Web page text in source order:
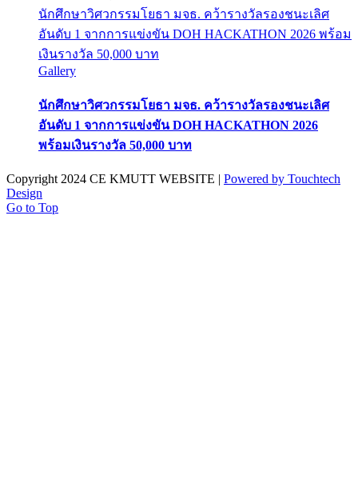
นักศึกษาวิศวกรรมโยธา มจธ. คว้ารางวัลรองชนะเลิศ
อันดับ 1 จากการแข่งขัน DOH HACKATHON 2026 พร้อม
เงินรางวัล 50,000 บาท
Gallery
นักศึกษาวิศวกรรมโยธา มจธ. คว้ารางวัลรองชนะเลิศ
อันดับ 1 จากการแข่งขัน DOH HACKATHON 2026
พร้อมเงินรางวัล 50,000 บาท
Copyright 2024 CE KMUTT WEBSITE | Powered by Touchtech
Design
Go to Top